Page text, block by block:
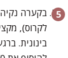
בקערה
לקרוס),
בינונית.